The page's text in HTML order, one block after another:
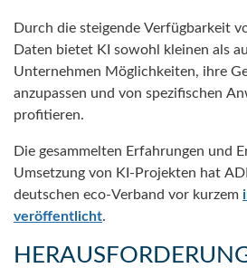
Durch die steigende Verfügbarkeit
Daten bietet KI sowohl kleinen als
Unternehmen Möglichkeiten, ihre
anzupassen und von spezifischen
profitieren.
Die gesammelten Erfahrungen und
Umsetzung von KI-Projekten hat
deutschen eco-Verband vor kurzem
veröffentlicht.